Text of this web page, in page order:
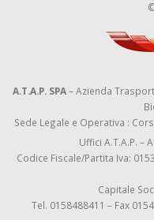
A.T.A.P. SPA– Azienda
Sede Legale e Operativa :
Uffici A.T.A.P. –
Codice Fiscale/Partita Iva:
Capitale
Tel. 0158488411 – Fax